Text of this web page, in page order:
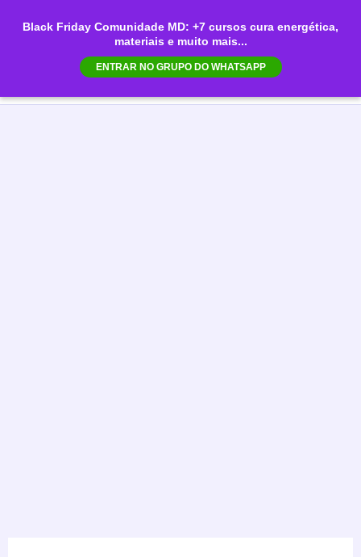
Black Friday Comunidade MD: +7 cursos cura energética,
materiais e muito mais...
ENTRAR NO GRUPO DO WHATSAPP
para